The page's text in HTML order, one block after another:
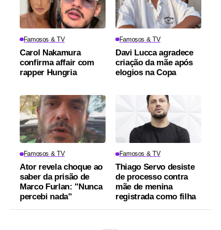
Famosos & TV
Carol Nakamura
confirma affair com
rapper Hungria
Famosos & TV
Davi Lucca agradece
criação da mãe após
elogios na Copa
Famosos & TV
Ator revela choque ao
saber da prisão de
Marco Furlan: "Nunca
percebi nada"
Famosos & TV
Thiago Servo desiste
de processo contra
mãe de menina
registrada como filha